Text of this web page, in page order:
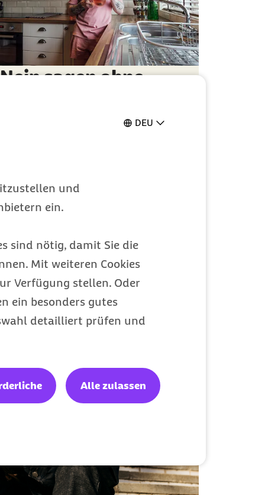
DEU
und
ein.
sind nötig, damit Sie die
Mit weiteren Cookies
Verfügung stellen. Oder
ein besonders gutes
detailliert prüfen und
Alle zulassen
Nein sagen ohne
Kategorie